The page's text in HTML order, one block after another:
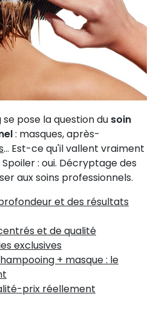
se pose la question du soin
: masques, après-
... Est-ce qu'il vallent vraiment
: oui. Décryptage des
aux soins professionnels.
et des résultats
et de qualité
exclusives
+ masque : le
prix réellement